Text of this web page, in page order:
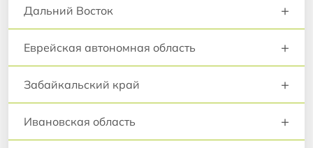
Дальний Восток +
Еврейская автономная область +
Забайкальский край +
Ивановская область +